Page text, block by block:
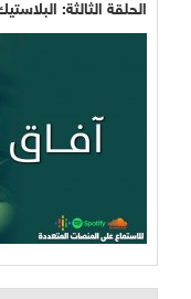
الحلقة الثالثة: